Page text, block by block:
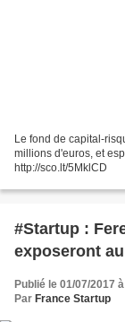
Le fond de capital-
millions d'euros, et
http://sco.lt/5MklCD
#Startup :
exposeront
Publié le 01/07/2017
Par France Startup